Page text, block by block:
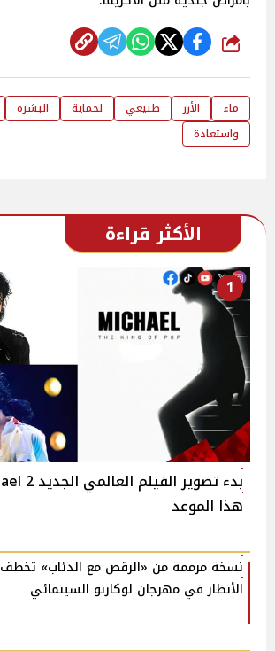
شارك
ماء الأرز طبيعي لحماية البشرة
واستعادة
الأكثر قراءة
1
هذا الموعد
نسخة مرممة من «الرقص مع الذئاب» تخطف
الأنظار في مهرجان لوكارنو السينمائي